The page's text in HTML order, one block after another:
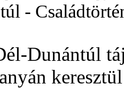
-
Dunántúl